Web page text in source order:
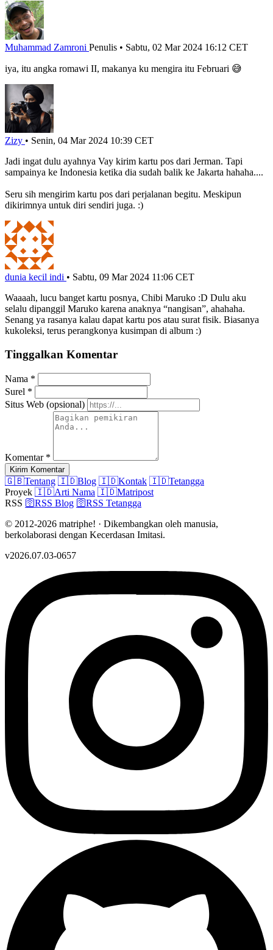
Muhammad Zamroni Penulis • Sabtu, 02 Mar 2024 16:12 CET
iya, itu angka romawi II, makanya ku mengira itu Februari 😅
Zizy • Senin, 04 Mar 2024 10:39 CET
Jadi ingat dulu ayahnya Vay kirim kartu pos dari Jerman. Tapi
sampainya ke Indonesia ketika dia sudah balik ke Jakarta hahaha....
Seru sih mengirim kartu pos dari perjalanan begitu. Meskipun
dikirimnya untuk diri sendiri juga. :)
dunia kecil indi • Sabtu, 09 Mar 2024 11:06 CET
Waaaah, lucu banget kartu posnya, Chibi Maruko :D Dulu aku
selalu dipanggil Maruko karena anaknya “nangisan”, ahahaha.
Senang ya rasanya kalau dapat kartu pos atau surat fisik. Biasanya
kukoleksi, terus perangkonya kusimpan di album :)
Tinggalkan Komentar
Nama *
Surel *
Situs Web (opsional)
Komentar *
Kirim Komentar
🇬🇧Tentang 🇮🇩Blog 🇮🇩Kontak 🇮🇩Tetangga
Proyek 🇮🇩Arti Nama 🇮🇩Matripost
RSS 🛜RSS Blog 🛜RSS Tetangga
© 2012-2026 matriphe! · Dikembangkan oleh manusia,
berkolaborasi dengan Kecerdasan Imitasi.
v2026.07.03-0657